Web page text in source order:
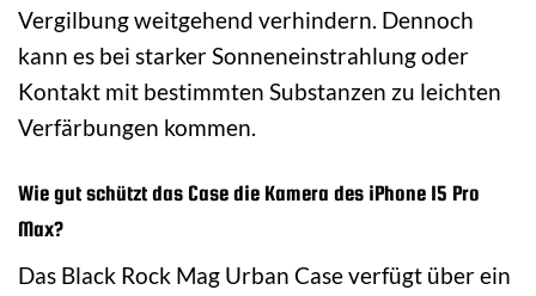
Vergilbung weitgehend verhindern. Dennoch
kann es bei starker Sonneneinstrahlung oder
Kontakt mit bestimmten Substanzen zu leichten
Verfärbungen kommen.
Wie gut schützt das Case die Kamera des iPhone 15 Pro
Max?
Das Black Rock Mag Urban Case verfügt über ein